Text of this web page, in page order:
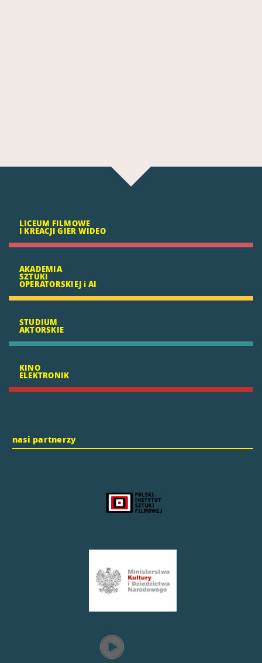
LICEUM FILMOWE
I KREACJI GIER WIDEO
AKADEMIA
SZTUKI
OPERATORSKIEJ i AI
STUDIUM
AKTORSKIE
KINO
ELEKTRONIK
nasi partnerzy